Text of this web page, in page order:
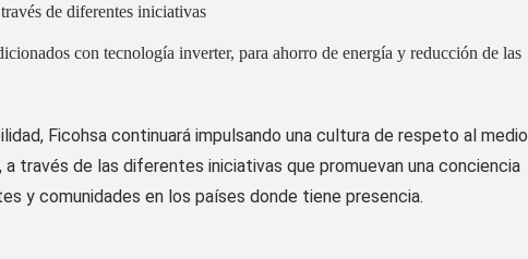
de diferentes iniciativas
con tecnología inverter, para ahorro de energía y reducción de las
d, Ficohsa continuará impulsando una cultura de respeto al medio
, a través de las diferentes iniciativas que promuevan una conciencia
y comunidades en los países donde tiene presencia.